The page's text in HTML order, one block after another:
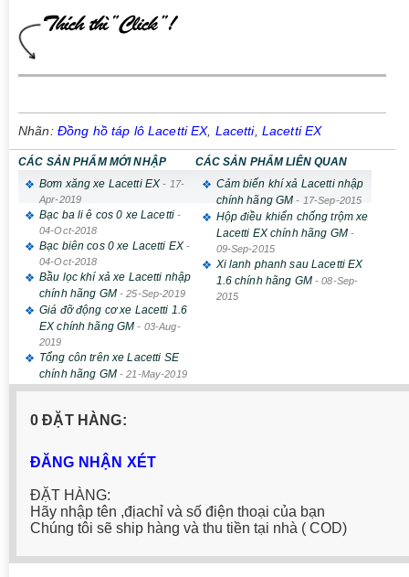
Nhãn: Đồng hồ táp lô Lacetti EX, Lacetti, Lacetti EX
CÁC SẢN PHẨM MỚI NHẬP
Bơm xăng xe Lacetti EX - 17-
Apr-2019
Bạc ba li ê cos 0 xe Lacetti-
04-Oct-2018
Bạc biên cos 0 xe Lacetti EX-
04-Oct-2018
Bầu lọc khí xả xe Lacetti nhập
chính hãng GM-25-Sep-2019
Giá đỡ động cơ xe Lacetti 1.6
EX chính hãng GM - 03-Aug-
2019
Tổng côn trên xe Lacetti SE
chính hãng GM-21-May-2019
CÁC SẢN PHẨM LIÊN QUAN
Cảm biến khí xả Lacetti nhập
chính hãng GM - 17-Sep-2015
Hộp điều khiển chống trộm xe
Lacetti EX chính hãng GM-
09-Sep-2015
Xi lanh phanh sau Lacetti EX
1.6 chính hãng GM-08-Sep-
2015
0 ĐẶT HÀNG:
ĐĂNG NHẬN XÉT
ĐẶT HÀNG:
Hãy nhập tên ,địachỉ và số điện thoại của bạn
Chúng tôi sẽ ship hàng và thu tiền tại nhà ( COD)